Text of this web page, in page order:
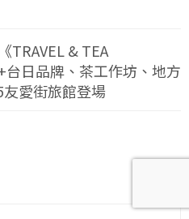
TRAVEL & TEA
台日品牌、茶工作坊、地方
愛街旅館登場